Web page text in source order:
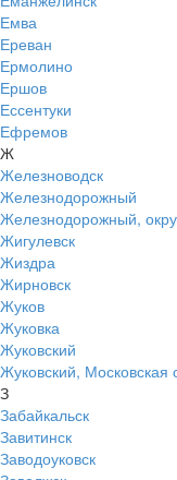
Емва
Ереван
Ермолино
Ершов
Ессентуки
Ефремов
Ж
Железноводск
Железнодорожный
Железнодорожный,
Жигулевск
Жиздра
Жирновск
Жуков
Жуковка
Жуковский
Жуковский, Московская
З
Забайкальск
Завитинск
Заводоуковск